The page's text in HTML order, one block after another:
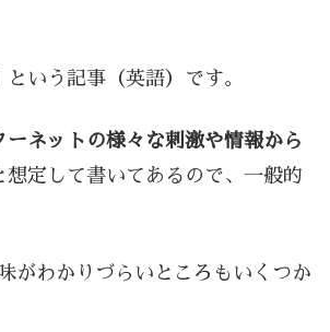
という記事（英語）です。
ーネットの様々な刺激や情報から
定して書いてあるので、一般的
がわかりづらいところもいくつか